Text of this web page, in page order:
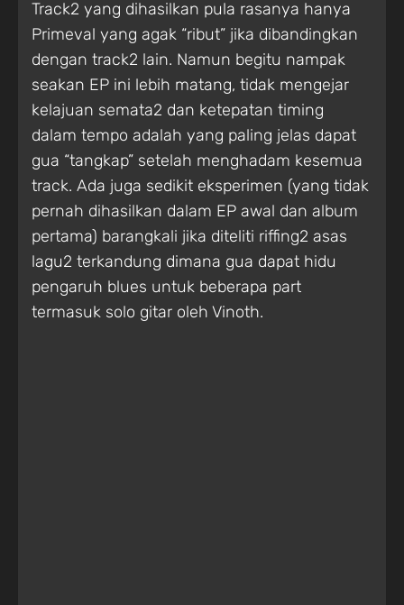
Track2 yang dihasilkan pula rasanya hanya
Primeval yang agak “ribut” jika dibandingkan
dengan track2 lain. Namun begitu nampak
seakan EP ini lebih matang, tidak mengejar
kelajuan semata2 dan ketepatan timing
dalam tempo adalah yang paling jelas dapat
gua “tangkap” setelah menghadam kesemua
track. Ada juga sedikit eksperimen (yang tidak
pernah dihasilkan dalam EP awal dan album
pertama) barangkali jika diteliti riffing2 asas
lagu2 terkandung dimana gua dapat hidu
pengaruh blues untuk beberapa part
termasuk solo gitar oleh Vinoth.